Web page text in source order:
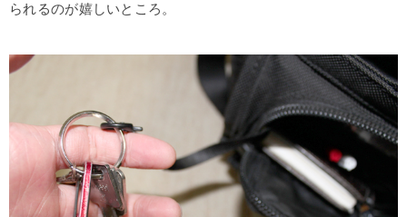
られるのが嬉しいところ。